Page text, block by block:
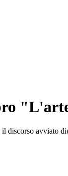
discorso avviato